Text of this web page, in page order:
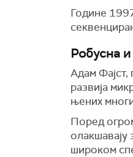
Године
Робусна
Адам Фајст,
развија
њених
Поред
широком